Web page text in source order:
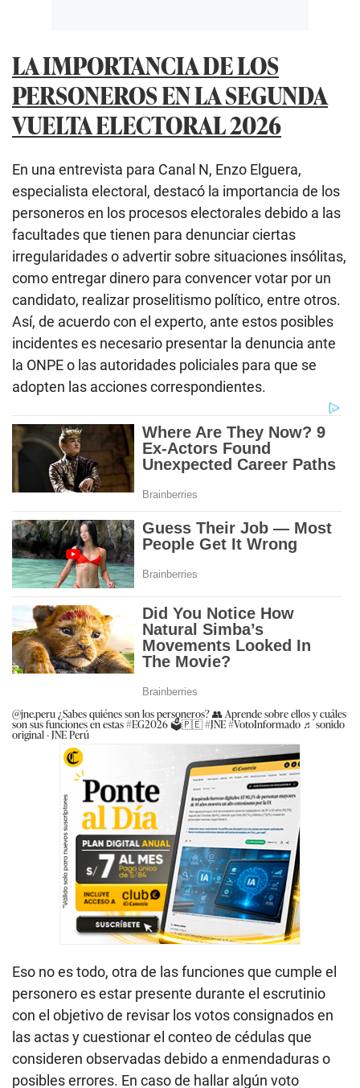
LA IMPORTANCIA DE LOS
PERSONEROS EN LA SEGUNDA
VUELTA ELECTORAL 2026
En una entrevista para Canal N, Enzo Elguera,
especialista electoral, destacó la importancia de los
personeros en los procesos electorales debido a las
facultades que tienen para denunciar ciertas
irregularidades o advertir sobre situaciones insólitas,
como entregar dinero para convencer votar por un
candidato, realizar proselitismo político, entre otros.
Así, de acuerdo con el experto, ante estos posibles
incidentes es necesario presentar la denuncia ante
la ONPE o las autoridades policiales para que se
adopten las acciones correspondientes.
@jne.peru¿Sabes quiénes son los personeros? 👥 Aprende sobre ellos y cuáles
son sus funciones en estas#EG2026🗳️🇵🇪#JNE#VotoInformado ♬ sonido
original - JNE Perú
Eso no es todo, otra de las funciones que cumple el
personero es estar presente durante el escrutinio
con el objetivo de revisar los votos consignados en
las actas y cuestionar el conteo de cédulas que
consideren observadas debido a enmendaduras o
posibles errores. En caso de hallar algún voto